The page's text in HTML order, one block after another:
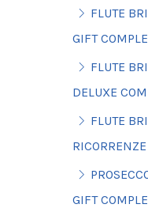
FLUTE
GIFT
FLUTE
DELUXE
FLUTE
GIFT